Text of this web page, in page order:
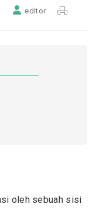
editor
oleh sebuah sisi